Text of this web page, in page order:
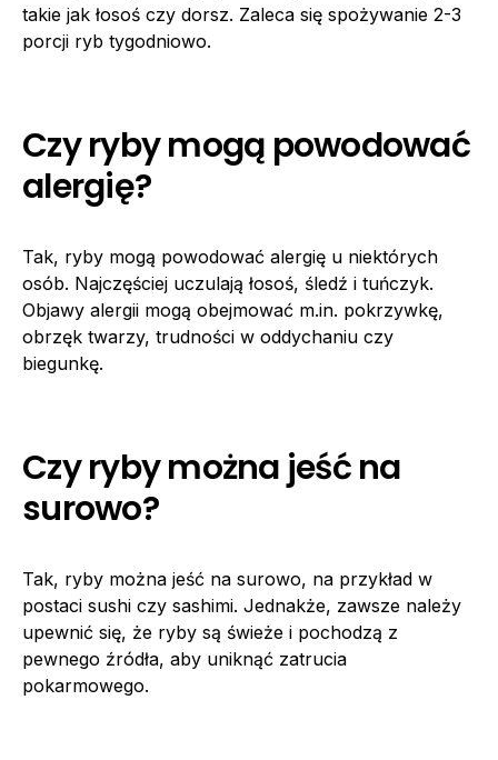
takie jak łosoś czy dorsz. Zaleca się spożywanie 2-3
porcji ryb tygodniowo.
Czy ryby mogą powodować
alergię?
Tak, ryby mogą powodować alergię u niektórych
osób. Najczęściej uczulają łosoś, śledź i tuńczyk.
Objawy alergii mogą obejmować m.in. pokrzywkę,
obrzęk twarzy, trudności w oddychaniu czy
biegunkę.
Czy ryby można jeść na
surowo?
Tak, ryby można jeść na surowo, na przykład w
postaci sushi czy sashimi. Jednakże, zawsze należy
upewnić się, że ryby są świeże i pochodzą z
pewnego źródła, aby uniknąć zatrucia
pokarmowego.